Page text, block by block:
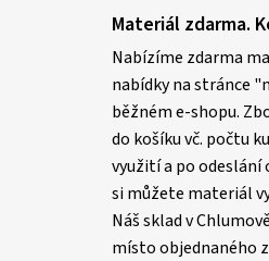
Materiál zdarma.
Nabízíme zdarma
nabídky na stránce
běžném e-shopu.
do košíku vč. počtu
využití a po odeslání
si můžete materiál
Náš sklad v
místo objednaného